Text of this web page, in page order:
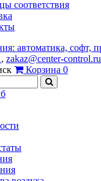
соответствия
, zakaz@center-control.ru
Корзина 0